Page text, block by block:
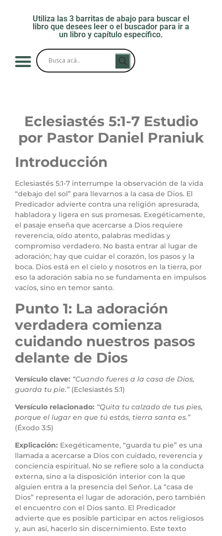
Utiliza las 3 barritas de abajo para buscar el
libro que desees leer o el buscador para ir a
un libro y capítulo específico.
Eclesiastés 5:1-7 Estudio
por Pastor Daniel Praniuk
Introducción
Eclesiastés 5:1-7 interrumpe la observación de la vida
“debajo del sol” para llevarnos a la casa de Dios. El
Predicador advierte contra una religión apresurada,
habladora y ligera en sus promesas. Exegéticamente,
el pasaje enseña que acercarse a Dios requiere
reverencia, oído atento, palabras medidas y
compromiso verdadero. No basta entrar al lugar de
adoración; hay que cuidar el corazón, los pasos y la
boca. Dios está en el cielo y nosotros en la tierra, por
eso la adoración sabia no se fundamenta en impulsos
vacíos, sino en temor santo.
Punto 1: La adoración
verdadera comienza
cuidando nuestros pasos
delante de Dios
Versículo clave: “Cuando fueres a la casa de Dios,
guarda tu pie.”(Eclesiastés 5:1)
Versículo relacionado: “Quita tu calzado de tus pies,
porque el lugar en que tú estás, tierra santa es.”
(Éxodo 3:5)
Explicación: Exegéticamente, “guarda tu pie” es una
llamada a acercarse a Dios con cuidado, reverencia y
conciencia espiritual. No se refiere solo a la conducta
externa, sino a la disposición interior con la que
alguien entra a la presencia del Señor. La “casa de
Dios” representa el lugar de adoración, pero también
el encuentro con el Dios santo. El Predicador
advierte que es posible participar en actos religiosos
y, aun así, hacerlo sin discernimiento. Este texto